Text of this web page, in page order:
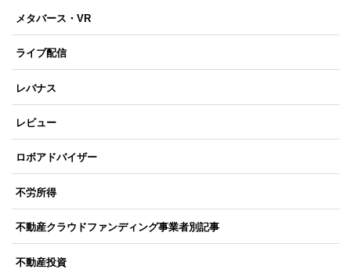
メタバース・VR
ライブ配信
レバナス
レビュー
ロボアドバイザー
不労所得
不動産クラウドファンディング事業者別記事
不動産投資